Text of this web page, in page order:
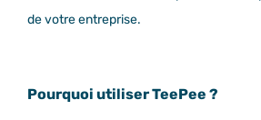
de votre entreprise.
Pourquoi utiliser TeePee ?